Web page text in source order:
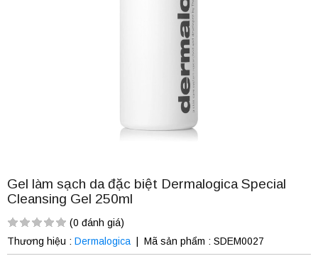
Gel làm sạch da đặc biệt Dermalogica Special
Cleansing Gel 250ml
(0 đánh giá)
Thương hiệu : Dermalogica Mã sản phẩm : SDEM0027